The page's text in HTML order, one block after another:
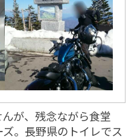
が、残念ながら食堂
ズ。長野県のトイレでス